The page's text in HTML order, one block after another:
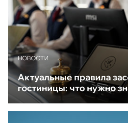
НОВОСТИ
Актуальные правила
гостиницы: что нужно